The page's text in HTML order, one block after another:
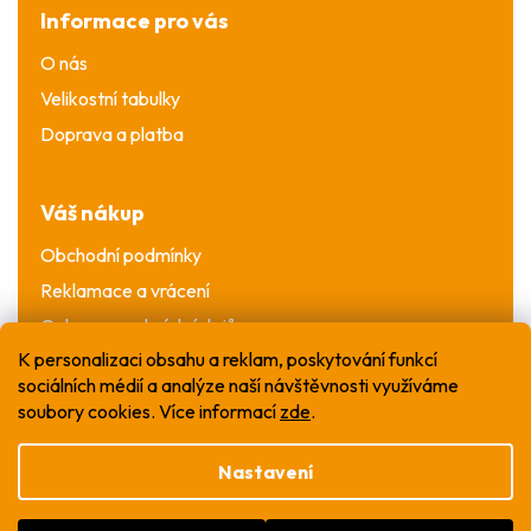
K personalizaci obsahu a reklam, poskytování funkcí
sociálních médií a analýze naší návštěvnosti využíváme
soubory cookies. Více informací zde.
Nastavení
Informace pro vás
O nás
Velikostní tabulky
Doprava a platba
Váš nákup
Obchodní podmínky
Reklamace a vrácení
Ochrana osobních údajů